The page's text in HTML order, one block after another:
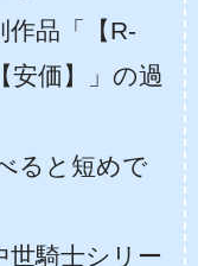
品「【R-
安価】」の過
ると短めで
騎士シリー